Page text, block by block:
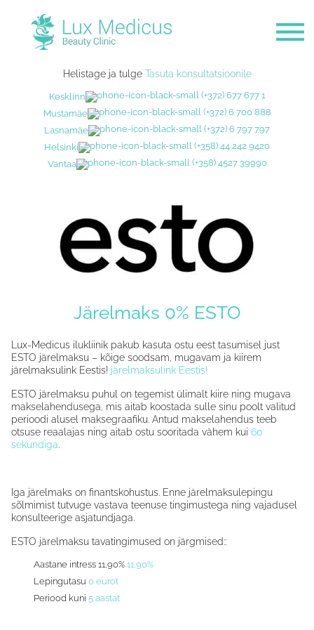
Helistage ja tulge Tasuta konsultatsioonile
Kesklinn
(+372) 677 677 1
Mustamäe
(+372) 6 700 888
Lasnamäe
(+372) 6 797 797
Helsinki
(+358) 44 242 9420
Vantaa
(+358) 4527 39990
Järelmaks 0% ESTO
Lux-Medicus ilukliinik pakub kasuta ostu eest tasumisel just
ESTO järelmaksu – kõige soodsam, mugavam ja kiirem
järelmaksulink Eestis! järelmaksulink Eestis!
ESTO järelmaksu puhul on tegemist ülimalt kiire ning mugava
makselahendusega, mis aitab koostada sulle sinu poolt valitud
perioodi alusel maksegraafiku. Antud makselahendus teeb
otsuse reaalajas ning aitab ostu sooritada vähem kui 60
sekundiga.
Iga järelmaks on finantskohustus. Enne järelmaksulepingu
sõlmimist tutvuge vastava teenuse tingimustega ning vajadusel
konsulteerige asjatundjaga.
ESTO järelmaksu tavatingimused on järgmised::
Aastane intress 11,90% 11,90%
Lepingutasu 0 eurot
Periood kuni 5 aastat